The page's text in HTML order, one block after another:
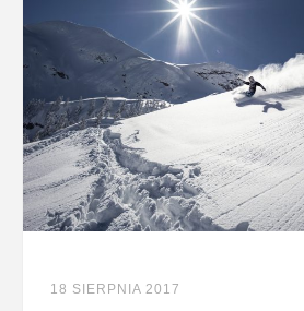
18 SIERPNIA 2017